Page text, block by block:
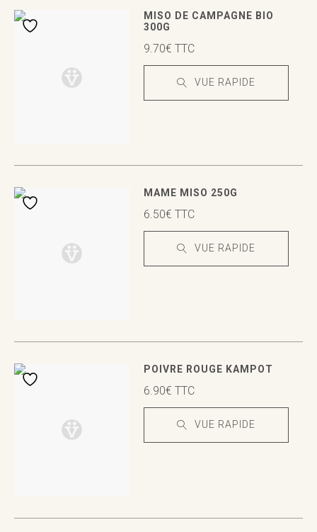
MISO DE CAMPAGNE BIO
300G
9.70€ TTC
VUE RAPIDE
MAME MISO 250G
6.50€ TTC
VUE RAPIDE
POIVRE ROUGE KAMPOT
6.90€ TTC
VUE RAPIDE